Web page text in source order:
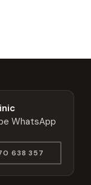
WhatsApp
638 357